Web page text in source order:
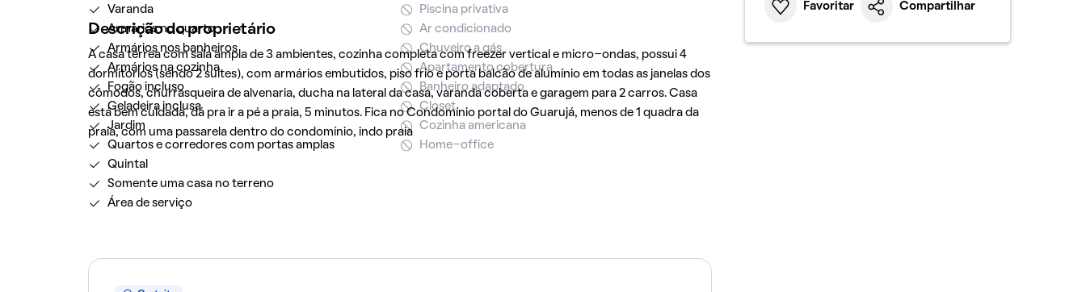
Descrição do proprietário
A casa térrea com sala ampla de 3 ambientes, cozinha completa com freezer vertical e micro-ondas, possui 4
dormitórios (sendo 2 suítes), com armários embutidos, piso frio e porta balcão de alumínio em todas as janelas dos
cômodos, churrasqueira de alvenaria, ducha na lateral da casa, varanda coberta e garagem para 2 carros. Casa
está bem cuidada, dá pra ir a pé a praia, 5 minutos. Fica no Condomínio portal do Guarujá, menos de 1 quadra da
praia, com uma passarela dentro do condomínio, indo praia
Varanda
Armários no quarto
Armários nos banheiros
Armários na cozinha
Fogão incluso
Geladeira inclusa
Jardim
Quartos e corredores com portas amplas
Quintal
Somente uma casa no terreno
Área de serviço
Piscina privativa
Ar condicionado
Chuveiro a gás
Apartamento cobertura
Banheiro adaptado
Closet
Cozinha americana
Home-office
Favoritar Compartilhar